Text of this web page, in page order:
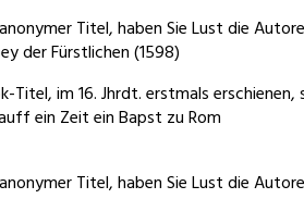
Titel, haben Sie Lust die
der Fürstlichen (1598)
Titel, im 16. Jhrdt. erstmals erschienen,
ein Zeit ein Bapst zu Rom
Titel, haben Sie Lust die